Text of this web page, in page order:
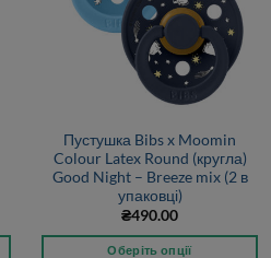
Пустушка Bibs x Moomin
Colour Latex Round (кругла)
Good Night – Breeze mix (2 в
упаковці)
₴490.00
Оберіть опції